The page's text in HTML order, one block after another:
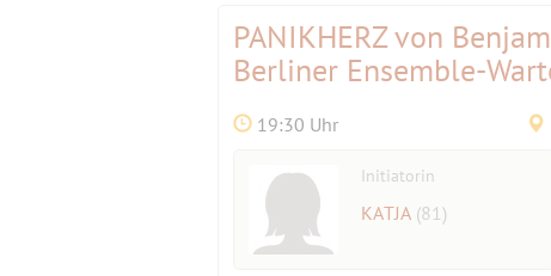
PANIKHERZ von
Berliner Ensemble-
19:30 Uhr
Initiatorin
KATJA (81)